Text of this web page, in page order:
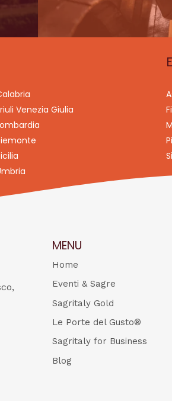
Venezia Giulia
MENU
Home
Eventi & Sagre
Sagritaly Gold
Le Porte del Gusto®
Sagritaly for Business
Blog